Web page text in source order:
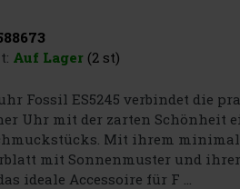
Auf Lager(2 st)
Fossil ES5245 verbindet die
Uhr mit der zarten Schönheit
Mit ihrem
mit Sonnenmuster und
ideale Accessoire für F ...